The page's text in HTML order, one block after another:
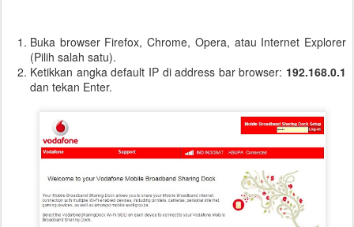
Buka browser Firefox, Chrome, Opera, atau Internet Explorer
(Pilih salah satu).
Ketikkan angka default IP di address bar browser: 192.168.0.1
dan tekan Enter.